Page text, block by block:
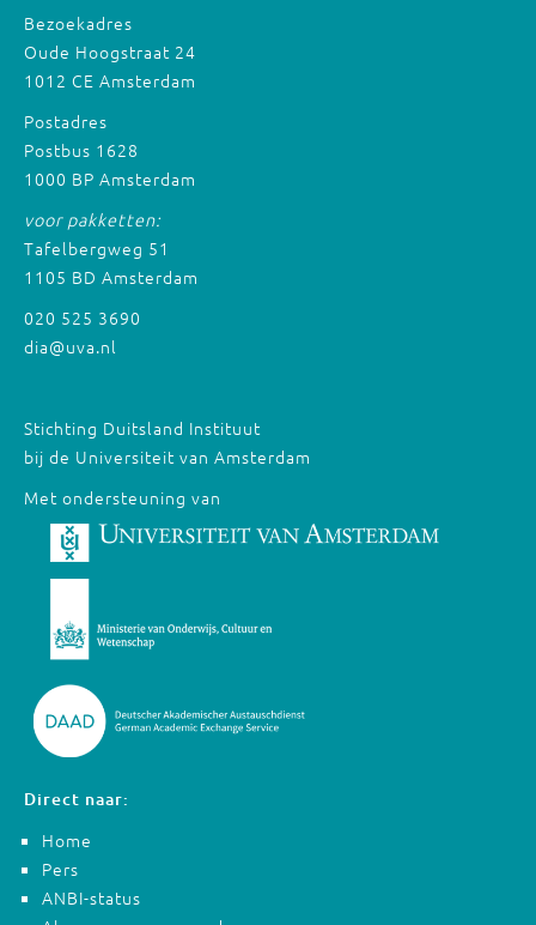
Bezoekadres
Oude Hoogstraat 24
1012 CE Amsterdam
Postadres
Postbus 1628
1000 BP Amsterdam
voor pakketten:
Tafelbergweg 51
1105 BD Amsterdam
020 525 3690
dia@uva.nl
Stichting Duitsland Instituut
bij de Universiteit van Amsterdam
Met ondersteuning van
Direct naar:
Home
Pers
ANBI-status